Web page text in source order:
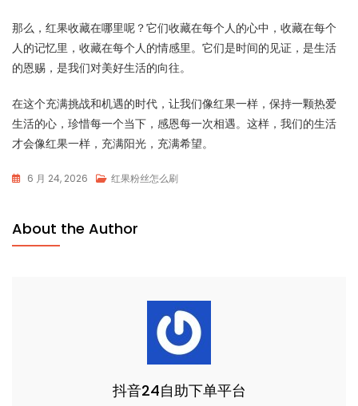
那么，红果收藏在哪里呢？它们收藏在每个人的心中，收藏在每个
人的记忆里，收藏在每个人的情感里。它们是时间的见证，是生活
的恩赐，是我们对美好生活的向往。
在这个充满挑战和机遇的时代，让我们像红果一样，保持一颗热爱
生活的心，珍惜每一个当下，感恩每一次相遇。这样，我们的生活
才会像红果一样，充满阳光，充满希望。
6 月 24, 2026 红果粉丝怎么刷
About the Author
抖音24自助下单平台